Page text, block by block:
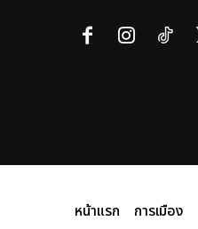
หน้าแรก การเมือง